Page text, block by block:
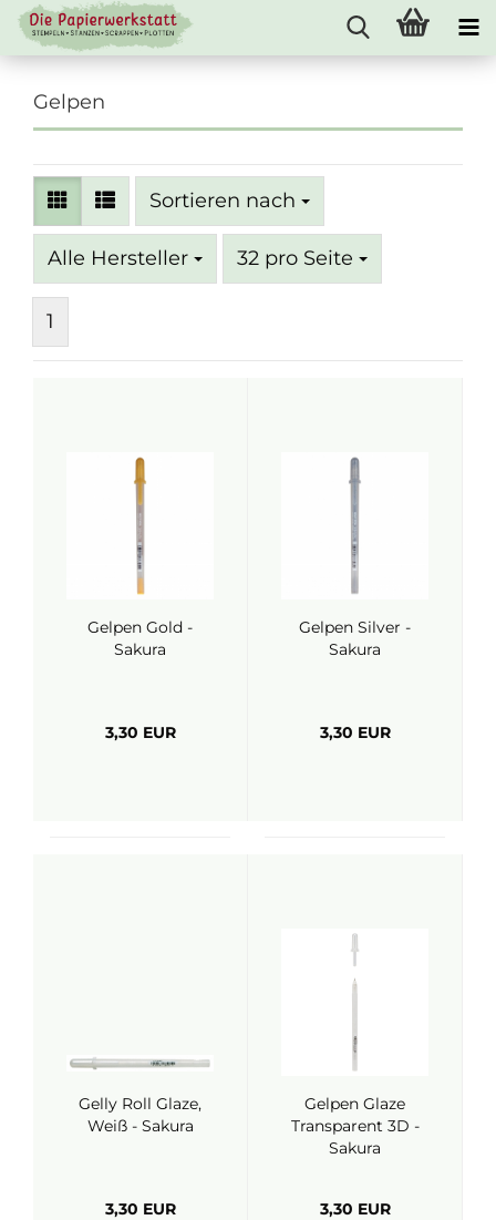
Gelpen
Sortieren nach
Sortieren nach
Alle Hersteller 32 pro Seite
pro Seite
1
Gelpen Gold -
Sakura
3,30 EUR
Gelpen Silver -
Sakura
3,30 EUR
Gelly Roll Glaze,
Weiß - Sakura
3,30 EUR
Gelpen Glaze
Transparent 3D -
Sakura
3,30 EUR